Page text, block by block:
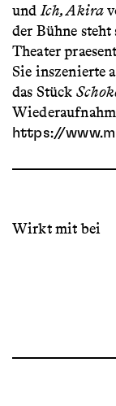
undIch, Akira
der Bühne
Theater
Sie inszenierte
das Stück
https://
Wirkt mit bei